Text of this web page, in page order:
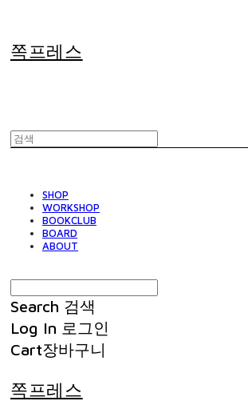
쪽프레스
SHOP
WORKSHOP
BOOKCLUB
BOARD
ABOUT
Search 검색
Log In 로그인
Cart장바구니
쪽프레스